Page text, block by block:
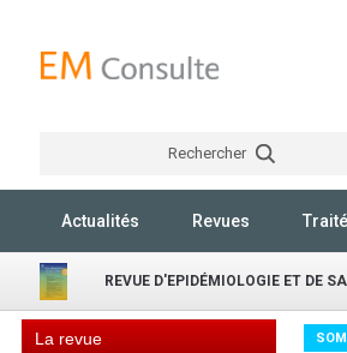
Rechercher
Actualités Revues
REVUE D'EPIDÉMIOLOGIE ET DE
La revue